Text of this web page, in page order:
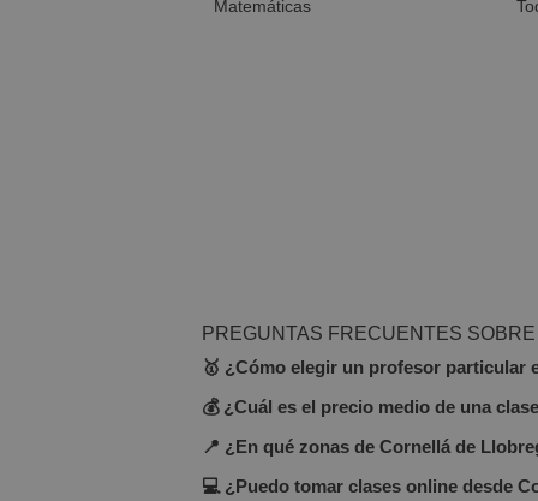
Matemáticas
PREGUNTAS FRECUENTES
🥇 ¿Cómo elegir un profesor particular
En BuscaTuProfesor hay 3
recomendamos fijarte en el precio
que ofrece clases. Usa los filtros
💰 ¿Cuál es el precio medio de una
El precio por hora de clases
fácilmente y elegir según tu
📍 ¿En qué zonas de Cornellá de
Puedes elegir clases a domicilio,
💻 ¿Puedo tomar clases online desde